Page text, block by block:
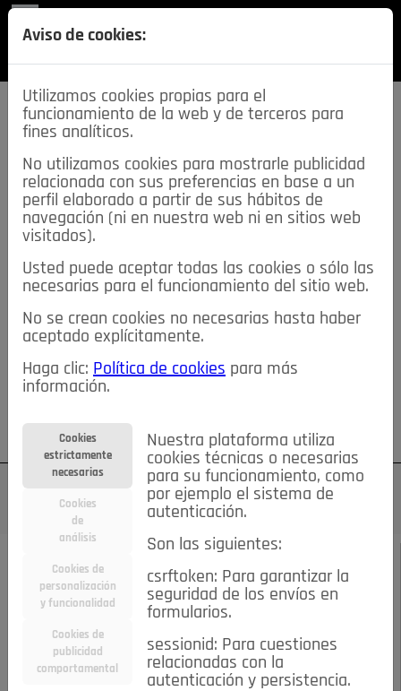
SECCIONES
descarga esta
REVISTA
≡NOTICIAS
NOTICIAS SERVICIOS DE INTERÉS
TABLÓN DE ANUNCIOS MIS ANUNCIOS CONTACTO
NOSOTROS
Su cuenta Regístrese ¿Olvidó su contraseña?
OCTUBRE DE 2021
ROTARY CLUB
POZUELO VILLA
Aviso de cookies:
Utilizamos cookies propias para el
funcionamiento de la web y de terceros para
fines analíticos.
No utilizamos cookies para mostrarle publicidad
relacionada con sus preferencias en base a un
perfil elaborado a partir de sus hábitos de
navegación (ni en nuestra web ni en sitios web
visitados).
Usted puede aceptar todas las cookies o sólo las
necesarias para el funcionamiento del sitio web.
No se crean cookies no necesarias hasta haber
aceptado explícitamente.
Haga clic: Política de cookies para más
información.
Cookies
estrictamente
necesarias
Cookies
de
análisis
Cookies de
personalización
y funcionalidad
Cookies de
publicidad
comportamental
Nuestra plataforma utiliza
cookies técnicas o necesarias
para su funcionamiento, como
por ejemplo el sistema de
autenticación.
Son las siguientes:
csrftoken: Para garantizar la
seguridad de los envíos en
formularios.
sessionid: Para cuestiones
relacionadas con la
autenticación y persistencia.